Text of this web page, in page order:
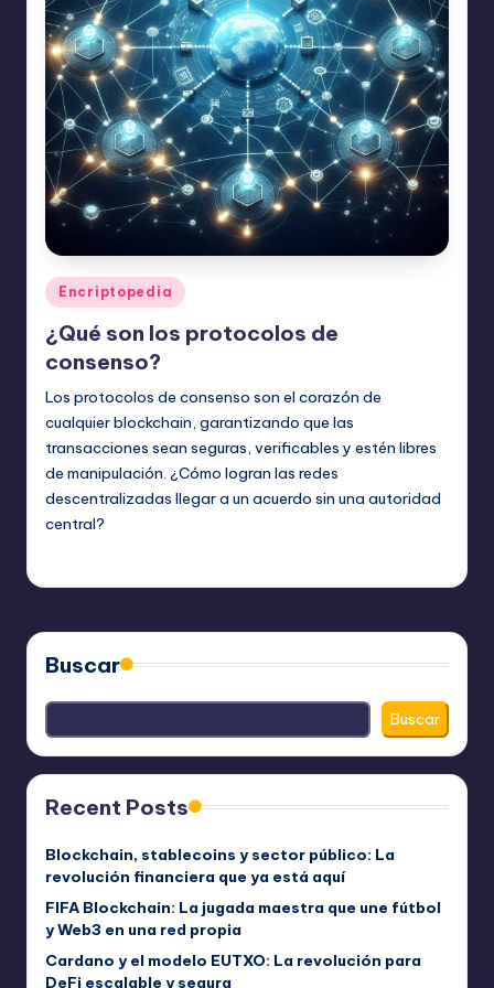
Publicado
en
Encriptopedia
¿Qué son los protocolos de
consenso?
Los protocolos de consenso son el corazón de
cualquier blockchain, garantizando que las
transacciones sean seguras, verificables y estén libres
de manipulación. ¿Cómo logran las redes
descentralizadas llegar a un acuerdo sin una autoridad
central?
Buscar
Buscar
Recent Posts
Blockchain, stablecoins y sector público: La
revolución financiera que ya está aquí
FIFA Blockchain: La jugada maestra que une fútbol
y Web3 en una red propia
Cardano y el modelo EUTXO: La revolución para
DeFi escalable y segura